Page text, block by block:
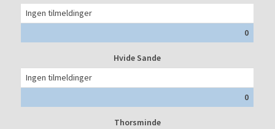
Ingen tilmeldinger
0
Hvide Sande
Ingen tilmeldinger
0
Thorsminde